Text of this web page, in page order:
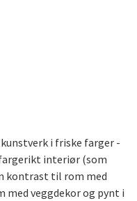
i friske farger -
interiør (som
kontrast til rom med
med veggdekor og pynt i